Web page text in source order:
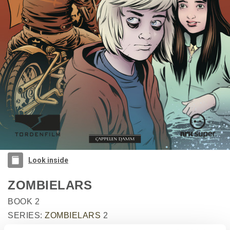
Look inside
ZOMBIELARS
BOOK 2
SERIES: ZOMBIELARS 2